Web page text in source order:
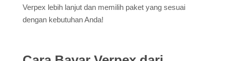
Verpex lebih lanjut dan memilih paket yang sesuai
dengan kebutuhan Anda!